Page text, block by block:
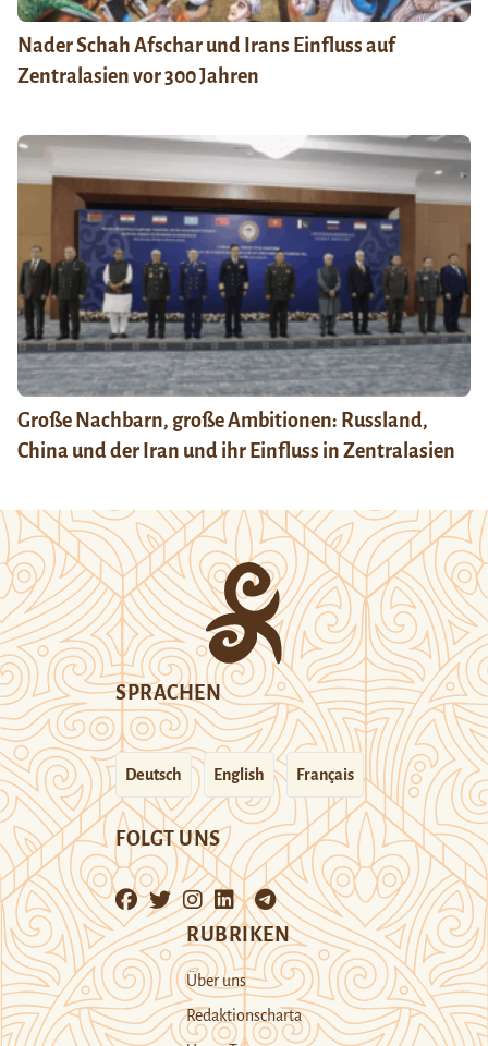
Nader Schah Afschar und Irans Einfluss auf
Zentralasien vor 300 Jahren
Große Nachbarn, große Ambitionen: Russland,
China und der Iran und ihr Einfluss in Zentralasien
SPRACHEN
Deutsch English Français
FOLGT UNS
RUBRIKEN
Über uns
Redaktionscharta